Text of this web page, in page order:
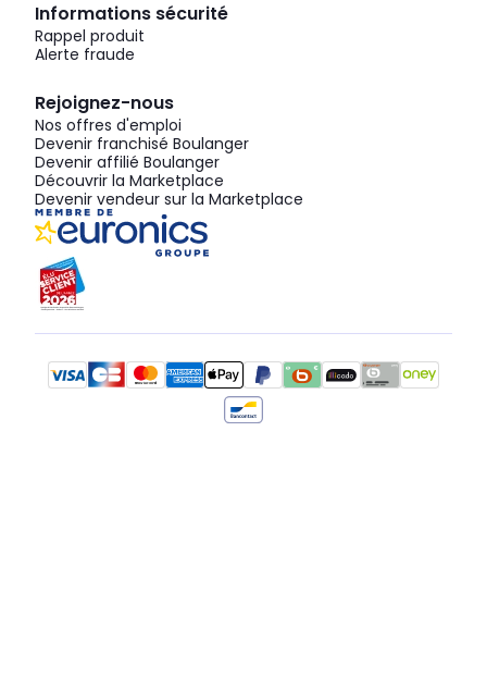
Informations sécurité
Rappel produit
Alerte fraude
Rejoignez-nous
Nos offres d'emploi
Devenir franchisé Boulanger
Devenir affilié Boulanger
Découvrir la Marketplace
Devenir vendeur sur la Marketplace